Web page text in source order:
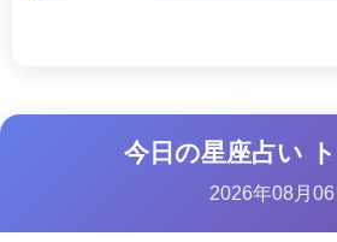
今日の星座占い
2026年08月06